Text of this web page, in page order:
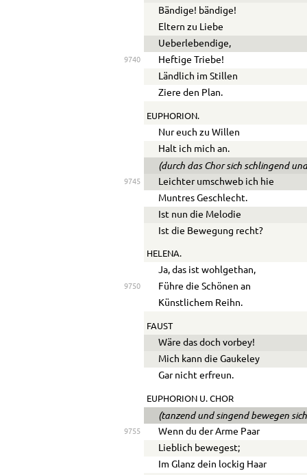
Bändige! bändige!
Eltern zu Liebe
Ue berlebendige,
9740
Heftige Triebe!
Ländlich im Stillen
Ziere den Plan.
EUPHORION.
Nur euch zu Willen
Halt ich mich an.
(durch das Chor sich schlingend
9745
Leichter umschweb ich hie
Muntres Geschlecht.
Ist nun die Melodie
Ist die Bewegung recht?
HELENA.
Ja, das ist wohlgethan,
9750
Führe die Schönen an
Künstlichem Reihn.
FAUST
Wäre das doch vorbey!
Mich kann die Gaukeley
Gar nicht erfreun.
EUPHORION U.CHOR
(tanzend und singend bewegen
9755
Wenn du der Arme Paar
Lieblich bewegest;
Im Glanz dein lockig Haar